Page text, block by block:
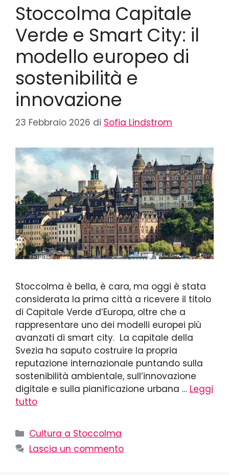
Stoccolma Capitale
Verde e Smart City: il
modello europeo di
sostenibilità e
innovazione
23 Febbraio 2026 di Sofia Lindstrom
Stoccolma è bella, è cara, ma oggi è stata
considerata la prima città a ricevere il titolo
di Capitale Verde d’Europa, oltre che a
rappresentare uno dei modelli europei più
avanzati di smart city. La capitale della
Svezia ha saputo costruire la propria
reputazione internazionale puntando sulla
sostenibilità ambientale, sull’innovazione
digitale e sulla pianificazione urbana … Leggi
tutto
Cultura a Stoccolma
Lascia un commento